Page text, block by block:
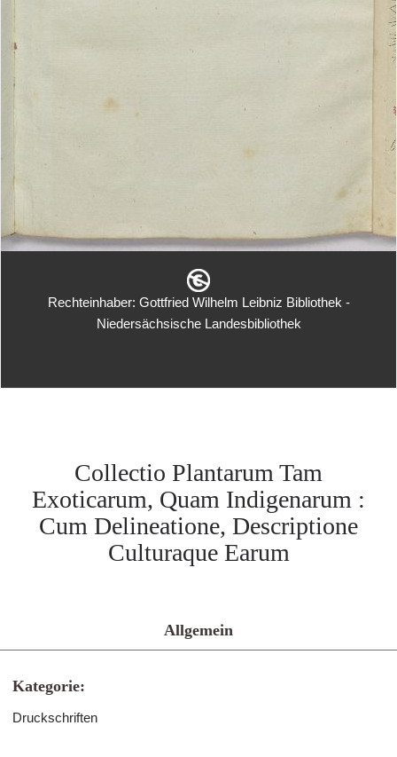
Rechteinhaber: Gottfried Wilhelm Leibniz Bibliothek -
Niedersächsische Landesbibliothek
Collectio Plantarum Tam
Exoticarum, Quam Indigenarum :
Cum Delineatione, Descriptione
Culturaque Earum
Allgemein
Kategorie:
Druckschriften